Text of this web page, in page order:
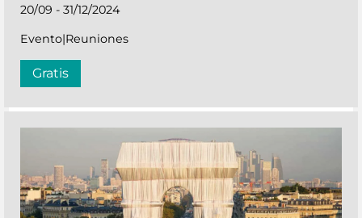
20/09 - 31/12/2024
Evento|Reuniones
Gratis